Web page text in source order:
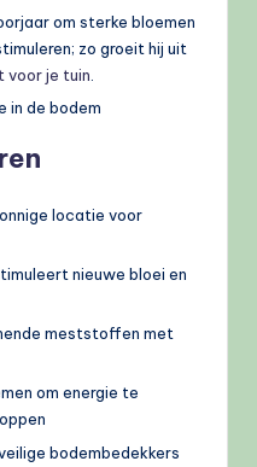
om sterke bloemen
zo groeit hij uit
voor je tuin
in de bodem
locatie voor
nieuwe bloei en
meststoffen met
om energie te
bodembedekkers